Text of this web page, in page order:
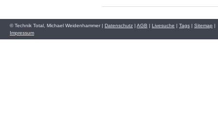
© Technik Total, Michael Weidenhammer | Datenschutz | AGB | Livesuche | Tags | Sitemap |
Impressum